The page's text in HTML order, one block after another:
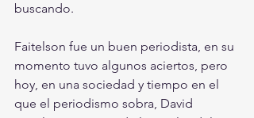
buscando.
Faitelson fue un buen periodista, en su
momento tuvo algunos aciertos, pero
hoy, en una sociedad y tiempo en el
que el periodismo sobra, David